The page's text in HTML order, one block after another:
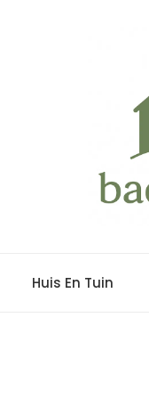
Huis En Tuin